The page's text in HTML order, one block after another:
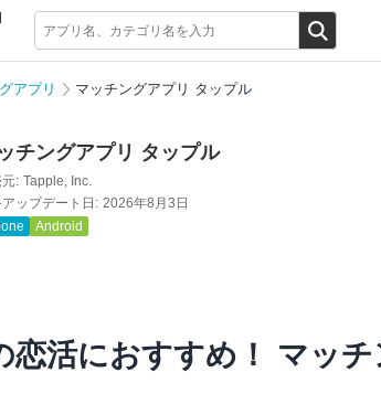
アプリ マッチングアプリ タップル
チングアプリ タップル
: Tapple, Inc.
ップデート日: 2026年8月3日
Android
恋活におすすめ！ マッ